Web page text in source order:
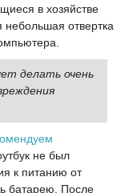
в хозяйстве
небольшая отвертка
делать очень
не был
к питанию от
батарею. После